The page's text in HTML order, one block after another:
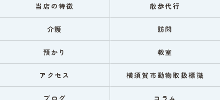
当店の特徴 散歩代行
介護 訪問
預かり 教室
アクセス 横須賀市動物取扱標識
ブログ コラム